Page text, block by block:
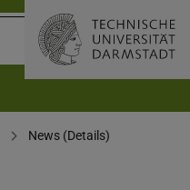
News (Details)